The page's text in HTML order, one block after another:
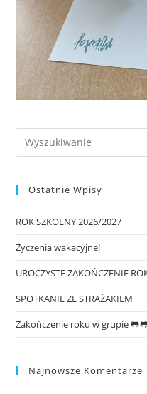
Ostatnie Wpisy
ROK SZKOLNY 2026/2027
Życzenia wakacyjne!
UROCZYSTE ZAKOŃCZENIE
SPOTKANIE ZE STRAŻAKIEM
Zakończenie roku w grupie
Najnowsze Komentarze